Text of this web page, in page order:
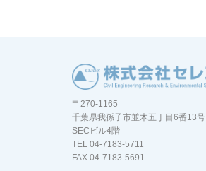
〒270-1165
千葉県我孫子市並木五丁目6番13号
SECビル4階
TEL 04-7183-5711
FAX 04-7183-5691